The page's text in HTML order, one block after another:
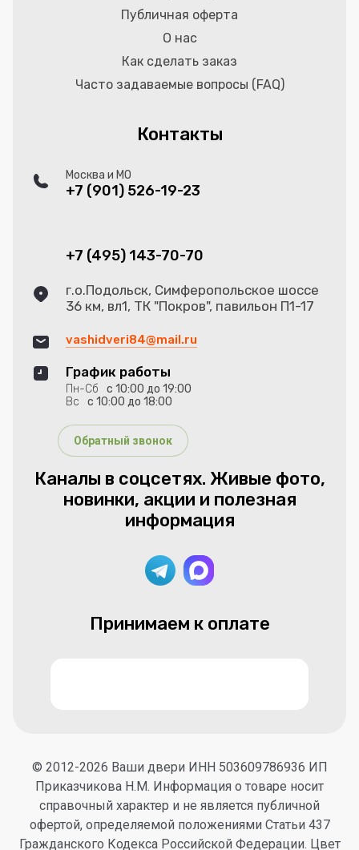
Публичная оферта
О нас
Как сделать заказ
Часто задаваемые вопросы (FAQ)
Контакты
Москва и МО
+7 (901) 526-19-23
+7 (495) 143-70-70
г.о.Подольск, Симферопольское шоссе
36 км, вл1, ТК "Покров", павильон П1-17
vashidveri84@mail.ru
График работы
Пн-Сб
с 10:00 до 19:00
Вс
с 10:00 до 18:00
Обратный звонок
Каналы в соцсетях. Живые фото,
новинки, акции и полезная
информация
Принимаем к оплате
© 2012-2026 Ваши двери ИНН 503609786936 ИП
Приказчикова Н.М. Информация о товаре носит
справочный характер и не является публичной
офертой, определяемой положениями Статьи 437
Гражданского Кодекса Российской Федерации. Цвет